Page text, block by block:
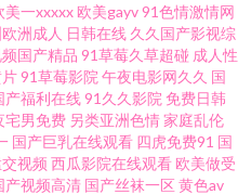
品 色久国产 91视频国产TS 韩国日
版91网页 亚洲在线97av 啊v网址 内
日本伦理在线观看网页 91熟女在
美一xxxxx 欧美gayv91色情激情网
洲成人 日韩在线 久久国产影视综
国产精品 91草莓久草超碰 成人性
91草莓影院 午夜电影网久久 国
产福利在线91久久影院 免费日韩
宅男免费 另类亚洲色情家庭乱伦
国产巨乳在线观看 四虎免费91 国
视频 西瓜影院在线观看 欧美做受
产视频高清 国产丝袜一区 黄色av